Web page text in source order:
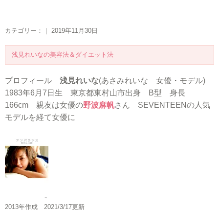
カテゴリー：｜ 2019年11月30日
浅見れいなの美容法＆ダイエット法
プロフィール 浅見れいな(あさみれいな 女優・モデル)
1983年6月7日生 東京都東村山市出身 B型 身長
166cm 親友は女優の野波麻帆さん SEVENTEENの人気
モデルを経て女優に
2013年作成 2021/3/17更新